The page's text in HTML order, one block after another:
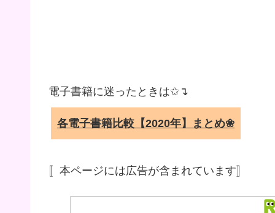
電子書籍に迷ったときは✩↴
各電子書籍比較【2020年】まとめ❀
〚本ページには広告が含まれています〛